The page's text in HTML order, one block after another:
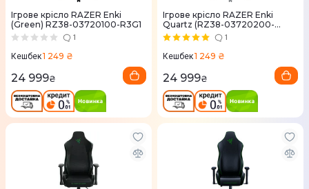
Ігрове крісло RAZER Enki
(Green) RZ38-03720100-R3G1
1
Кешбек1 249 ₴
24 999₴
Ігрове крісло RAZER Enki
Quartz (RZ38-03720200-
R3G1)
1
Кешбек1 249 ₴
24 999₴